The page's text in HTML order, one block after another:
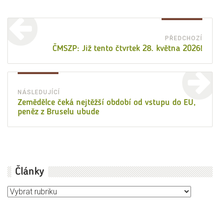
PŘEDCHOZÍ
ČMSZP: Již tento čtvrtek 28. května 2026!
NÁSLEDUJÍCÍ
Následující
příspěvek:
Zemědělce čeká nejtěžší období od vstupu do EU,
peněz z Bruselu ubude
Články
Články